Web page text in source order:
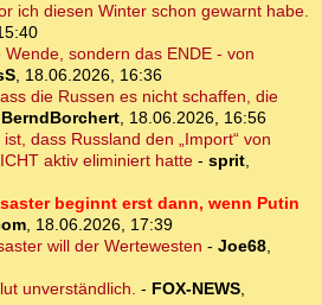
ich diesen Winter schon gewarnt habe.
sondern das ENDE - von
, 18.06.2026, 16:36
die Russen es nicht schaffen, die
BerndBorchert, 18.06.2026, 16:56
dass Russland den „Import“ von
aktiv eliminiert hatte - sprit,
beginnt erst dann, wenn Putin
, 18.06.2026, 17:39
will der Wertewesten - Joe68,
unverständlich. - FOX-NEWS,